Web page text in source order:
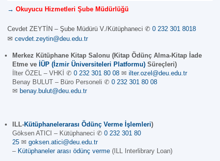
→ Okuyucu Hizmetleri Şube Müdürlüğü
Cevdet ZEYTİN – Şube Müdürü V./Kütüphaneci ✆ 0 232 301 8018
✉ cevdet.zeytin@deu.edu.tr
Merkez Kütüphane Kitap Salonu (Kitap Ödünç Alma-Kitap İade
Etme ve İÜP (İzmir Üniversiteleri Platformu) Süreçleri)
İlter ÖZEL – VHKİ ✆ 0 232 301 80 08 ✉ ilter.ozel@deu.edu.tr
Benay BULUT – Büro Personeli ✆ 0 232 301 80 08
✉ benay.bulut@deu.edu.tr
ILL-Kütüphanelerarası Ödünç Verme İşlemleri)
Göksen ATICI – Kütüphaneci ✆ 0 232 301 80
25 ✉ goksen.atici@deu.edu.tr
–Kütüphaneler arası ödünç verme (ILL Interlibrary Loan)